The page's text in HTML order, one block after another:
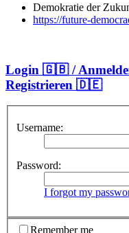
Demokratie der
https://future-
Login 🇬🇧 /
Registrieren 🇩🇪
Username:
Password:
I forgot my
Remember me